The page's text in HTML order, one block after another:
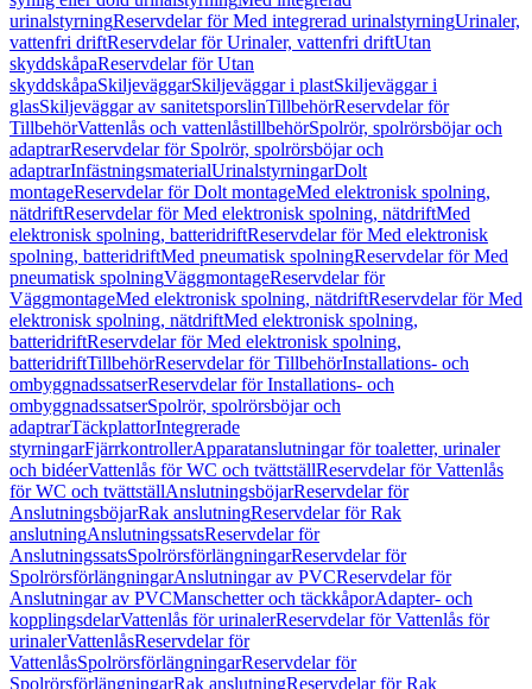
urinalstyrningReservdelar för Med integrerad urinalstyrningUrinaler,
vattenfri driftReservdelar för Urinaler, vattenfri driftUtan
skyddskåpaReservdelar för Utan
skyddskåpaSkiljeväggarSkiljeväggar i plastSkiljeväggar i
glasSkiljeväggar av sanitetsporslinTillbehörReservdelar för
TillbehörVattenlås och vattenlåstillbehörSpolrör, spolrörsböjar och
adaptrarReservdelar för Spolrör, spolrörsböjar och
adaptrarInfästningsmaterialUrinalstyrningarDolt
montageReservdelar för Dolt montageMed elektronisk spolning,
nätdriftReservdelar för Med elektronisk spolning, nätdriftMed
elektronisk spolning, batteridriftReservdelar för Med elektronisk
spolning, batteridriftMed pneumatisk spolningReservdelar för Med
pneumatisk spolningVäggmontageReservdelar för
VäggmontageMed elektronisk spolning, nätdriftReservdelar för Med
elektronisk spolning, nätdriftMed elektronisk spolning,
batteridriftReservdelar för Med elektronisk spolning,
batteridriftTillbehörReservdelar för TillbehörInstallations- och
ombyggnadssatserReservdelar för Installations- och
ombyggnadssatserSpolrör, spolrörsböjar och
adaptrarTäckplattorIntegrerade
styrningarFjärrkontrollerApparatanslutningar för toaletter, urinaler
och bidéerVattenlås för WC och tvättställReservdelar för Vattenlås
för WC och tvättställAnslutningsböjarReservdelar för
AnslutningsböjarRak anslutningReservdelar för Rak
anslutningAnslutningssatsReservdelar för
AnslutningssatsSpolrörsförlängningarReservdelar för
SpolrörsförlängningarAnslutningar av PVCReservdelar för
Anslutningar av PVCManschetter och täckkåporAdapter- och
kopplingsdelarVattenlås för urinalerReservdelar för Vattenlås för
urinalerVattenlåsReservdelar för
VattenlåsSpolrörsförlängningarReservdelar för
SpolrörsförlängningarRak anslutningReservdelar för Rak